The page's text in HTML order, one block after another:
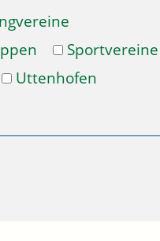
Sportvereine
Uttenhofen